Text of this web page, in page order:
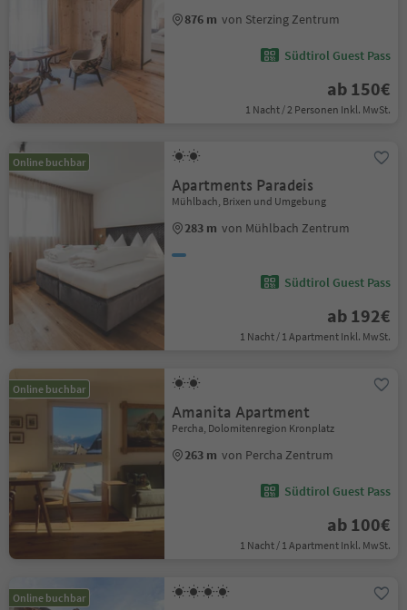
876 m von Sterzing Zentrum
Südtirol Guest Pass
ab 150€
1 Nacht / 2 Personen Inkl. MwSt.
Online buchbar
Apartments Paradeis
Mühlbach, Brixen und Umgebung
283 m von Mühlbach Zentrum
Südtirol Guest Pass
ab 192€
1 Nacht / 1 Apartment Inkl. MwSt.
Online buchbar
Amanita Apartment
Percha, Dolomitenregion Kronplatz
263 m von Percha Zentrum
Südtirol Guest Pass
ab 100€
1 Nacht / 1 Apartment Inkl. MwSt.
Online buchbar